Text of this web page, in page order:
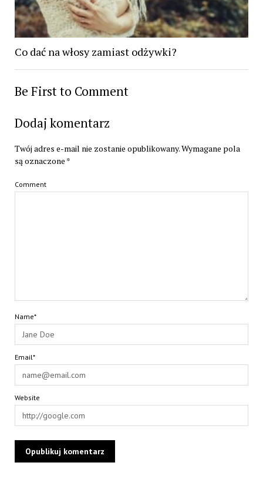
Co dać na włosy zamiast odżywki?
Be First to Comment
Dodaj komentarz
Twój adres e-mail nie zostanie opublikowany.Wymagane pola
są oznaczone *
Comment
Name*
Email*
Website